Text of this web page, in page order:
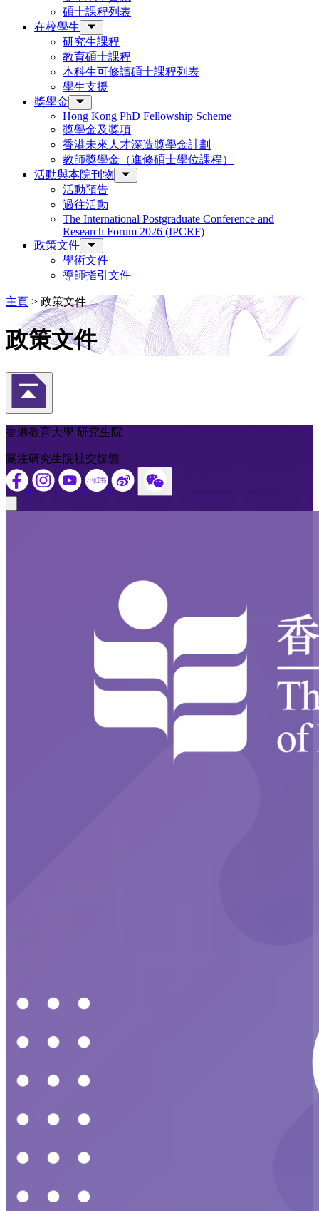
碩士課程列表
在校學生
研究生課程
教育碩士課程
本科生可修讀碩士課程列表
學生支援
獎學金
Hong Kong PhD Fellowship Scheme
獎學金及獎項
香港未來人才深造獎學金計劃
教師獎學金（進修碩士學位課程）
活動與本院刊物
活動預告
過往活動
The International Postgraduate Conference and
Research Forum 2026 (IPCRF)
政策文件
學術文件
導師指引文件
主頁 > 政策文件
政策文件
返回頁首
香港教育大學 研究生院
關注研究生院社交媒體
Close modal